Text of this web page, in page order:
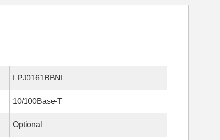
LPJ0161BBNL
10/100Base-T
Optional